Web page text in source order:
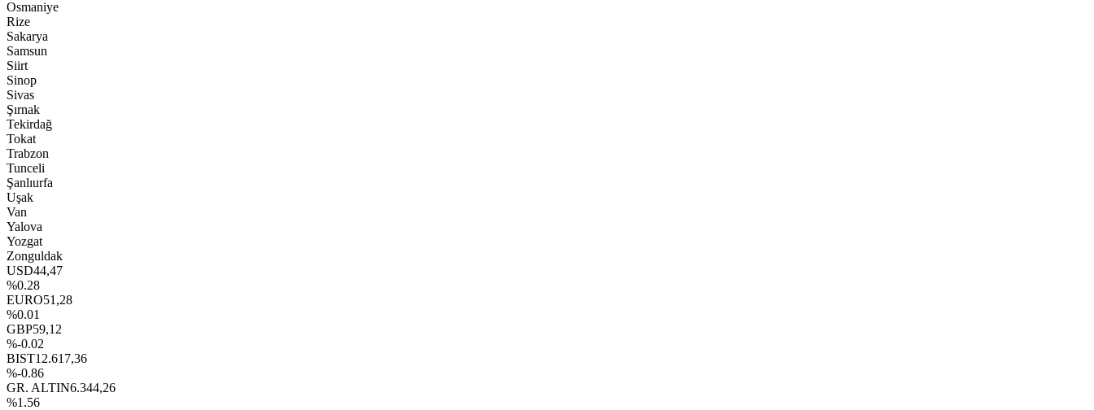
Osmaniye
Rize
Sakarya
Samsun
Siirt
Sinop
Sivas
Şırnak
Tekirdağ
Tokat
Trabzon
Tunceli
Şanlıurfa
Uşak
Van
Yalova
Yozgat
Zonguldak
USD44,47
%0.28
EURO51,28
%0.01
GBP59,12
%-0.02
BIST12.617,36
%-0.86
GR. ALTIN6.344,26
%1.56